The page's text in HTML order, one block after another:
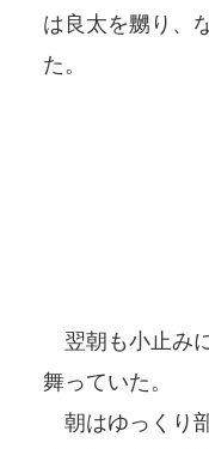
は良太を嬲り、
た。
翌朝も小止み
舞っていた。
朝はゆっくり